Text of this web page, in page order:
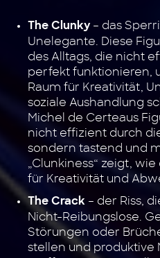
The Clunky– das
Unelegante. Diese
des Alltags, die nicht
perfekt funktionieren,
Raum für Kreativität,
soziale Aushandlung
Michel de Certeaus
nicht effizient durch
sondern tastend und
„Clunkiness“ zeigt,
für Kreativität und
The Crack – der Riss,
Nicht-Reibungslose.
Störungen oder
stellen und produktive